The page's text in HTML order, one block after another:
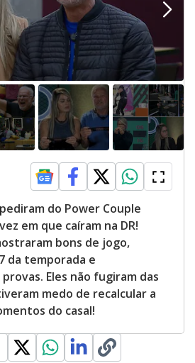
do Power Couple
em que caíram na DR!
bons de jogo,
da temporada e
Eles não fugiram das
medo de recalcular a
do casal!